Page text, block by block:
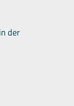
der